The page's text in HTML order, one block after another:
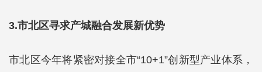
3.市北区寻求产城融合发展新优势
‍‍市北区今年将紧密对接全市“10+1”创新型产业体系，